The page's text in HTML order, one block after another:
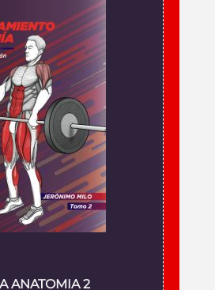
ANATOMIA 2